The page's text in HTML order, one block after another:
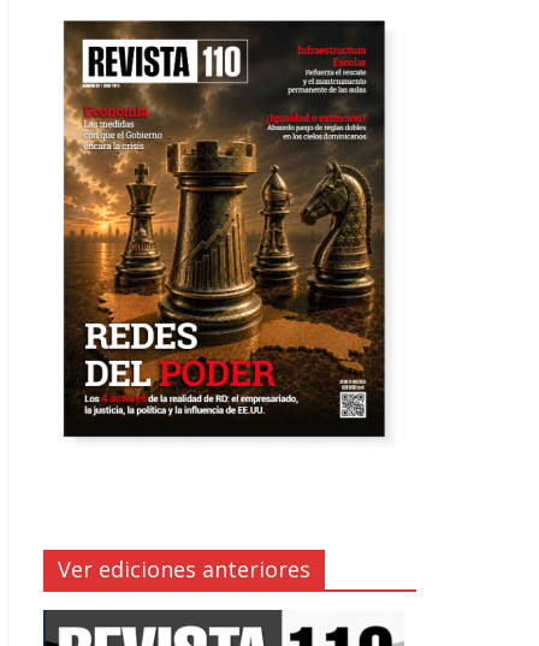
Ver ediciones anteriores